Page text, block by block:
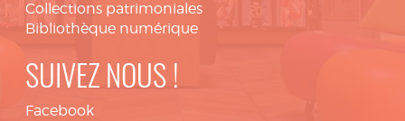
Collections patrimoniales
Bibliothèque numérique
SUIVEZ NOUS !
Facebook